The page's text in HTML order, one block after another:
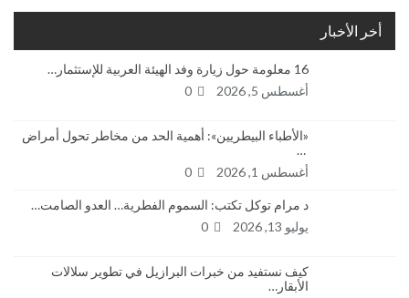
أخر الأخبار
16 معلومة حول زيارة وفد الهيئة العربية للإستثمار…
أغسطس 5, 2026
«الأطباء البيطريين»: أهمية الحد من مخاطر تحول أمراض
…
أغسطس 1, 2026
د مرام توكل تكتب: السموم الفطرية… العدو الصامت…
يوليو 13, 2026
كيف نستفيد من خبرات البرازيل في تطوير سلالات
الأبقار…